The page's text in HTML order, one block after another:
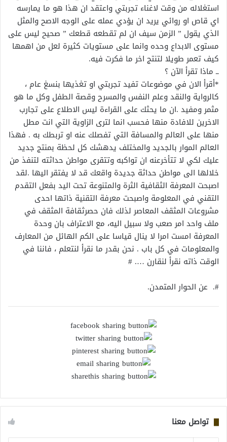
استغلاله من وقت لاغناء تجربتي واعتقد ان هذا هو ما يمارسه
اي قاص او روائي يريد ان يؤدي عمله على الوجه الاصح والمثل
الذي يقول ” الزمن سيف ان لم تقطعه قطعك ” صحيح ليس على
مستوى الابداع وحده وانما على مستويات كثيرة لعل من اهمها
كيف تعمر طويلا لتنتج اخر ما فكرت فيه.
ــ ماذا تقرأ الآن ؟
*أقرأ الان في موضوعات تفيد تجربتي او تغذيها بنسغ عام ،
كالرواية والنقد وعلم النفس والمسرح وقصة الطفل وكل ما هو
مثمر ومفيد .ان ما يحثك على القراءة ليس الاطلاع على تجارب
الاخرين للافادة منها فحسب انما لترى الزاوية التي انت مطل
منها على العالم والمسافة التي تفصلك عنه او تربطك به . فهذا
العالم الموار بالجديد والمختلف يدهشك كل لحظة بمنتج جديد
عليك لكي لا تتأخرعنه ان تواكبه وتتقرى مواطن حداثته لتنفذ من
خلالها الى مواطن حداثة جديدة واقعك قد لا يفتقر اليها .لقد
اصبحت المعرفة الثقافية الثرة والمتنوعة تحت اليد بفعل التقدم
التقني في المعلومة واصبحت معرفة التقنية ذاتها احدى
مشروعات المثقف المعاصر لذلك فان حصرثقافة المثقف في
ملف واحد امر صعب ولا سبيل اليه، مع الاعتراف بان وحدة
المعرفة امست امرا لا ينال قياسا على الكم الهائل من المعارف
والمعلومات في كل باب . نحن بقدر ما نقرأ لنتعلم ، فاننا في
الوقت ذاته نقرأ لنقارن …. #
#. عن الحوار المتمدن.
تواصل معنا